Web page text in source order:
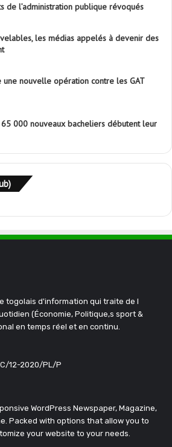
de l’administration publique révoqués
les médias appelés à devenir des
une nouvelle opération contre les GAT
65 000 nouveaux bacheliers débutent leur
togolais d'information qui traite de l
(Économie, Politique,s sport &
en temps réel et en continu.
12-2020/PL/P
WordPress Newspaper, Magazine,
Packed with options that allow you to
your website to your needs.